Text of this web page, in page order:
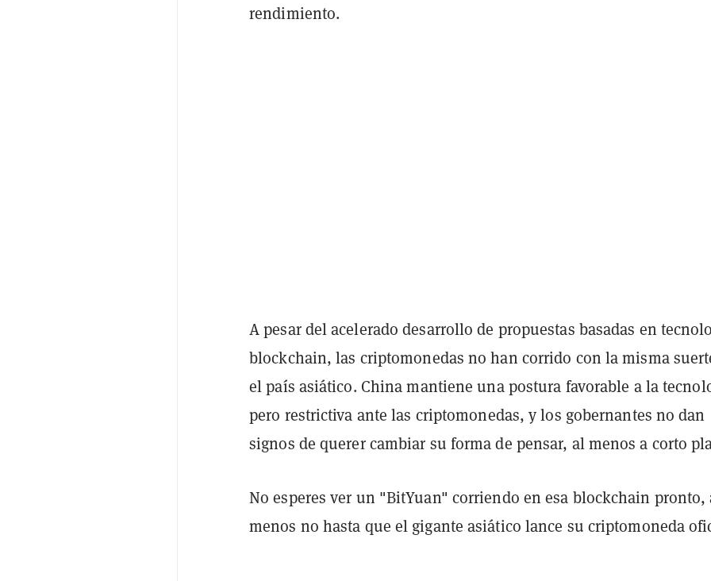
rendimiento.
A pesar del acelerado desarrollo de propuestas basadas en
blockchain, las criptomonedas no han corrido con la misma
el país asiático. China mantiene una postura favorable a la
pero restrictiva ante las criptomonedas, y los gobernantes no dan
signos de querer cambiar su forma de pensar, al menos a corto
No esperes ver un "BitYuan" corriendo en esa blockchain pronto,
menos no hasta que el gigante asiático lance su criptomoneda